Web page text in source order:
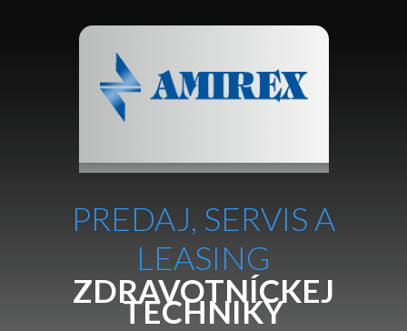
PREDAJ, SERVIS A
LEASING
ZDRAVOTNÍCKEJ
TECHNIKY